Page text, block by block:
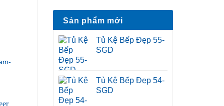
Sản phẩm mới
Tủ Kệ Bếp Đẹp 55-
SGD
Tủ Kệ Bếp Đẹp 54-
SGD